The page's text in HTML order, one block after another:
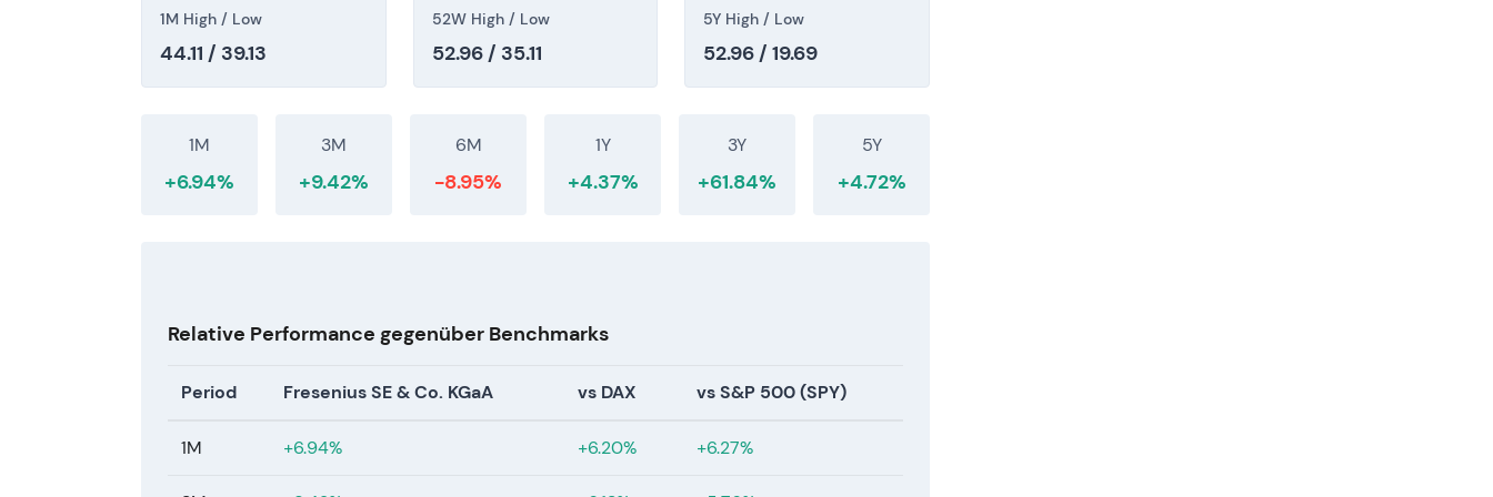
1M High / Low
44.11 / 39.13
52W High / Low
52.96 / 35.11
5Y High / Low
52.96 / 19.69
1M
+6.94%
3M
+9.42%
6M
-8.95%
1Y
+4.37%
3Y
+61.84%
5Y
+4.72%
Relative Performance gegenüber Benchmarks
Period Fresenius SE & Co. KGaA vs DAX vs S&P 500 (SPY)
1M +6.94% +6.20% +6.27%